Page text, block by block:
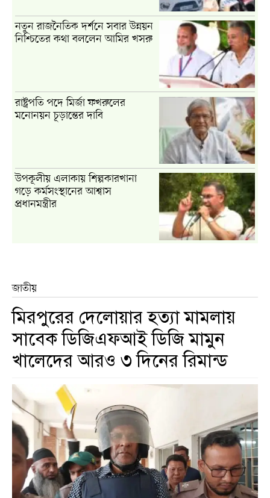
নতুন রাজনৈতিক দর্শনে সবার উন্নয়ন
নিশ্চিতের কথা বললেন আমির খসরু
রাষ্ট্রপতি পদে মির্জা ফখরুলের
মনোনয়ন চূড়ান্তের দাবি
উপকূলীয় এলাকায় শিল্পকারখানা
গড়ে কর্মসংস্থানের আশ্বাস
প্রধানমন্ত্রীর